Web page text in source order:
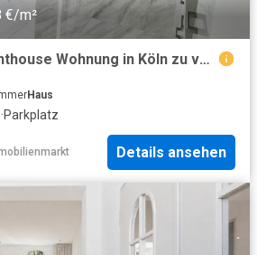
€/m²
Provisionsfrei Penthouse Wohnung in Köln zu verkaufen
Haus
·Parkplatz
Details ansehen